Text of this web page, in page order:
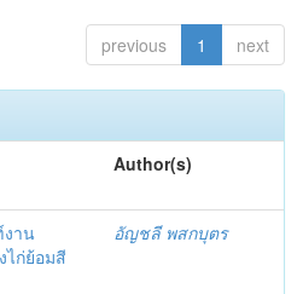
previous 1 next
Author(s)
าน
ไก่ย้อมสี
อัญชลี พสกบุตร